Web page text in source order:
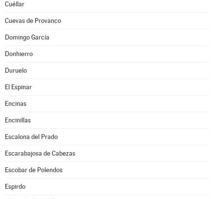
Cuéllar
Cuevas de Provanco
Domingo García
Donhierro
Duruelo
El Espinar
Encinas
Encinillas
Escalona del Prado
Escarabajosa de Cabezas
Escobar de Polendos
Espirdo